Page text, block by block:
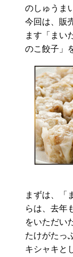
のしゅうま
今回は、販
ます「まい
のこ餃子」
まずは、「
らは、去年
をいただい
たけがたっ
キシャキと